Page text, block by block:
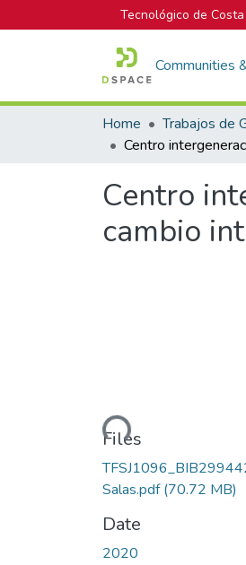
Tecnológico de Costa
Communities
Home Trabajos de
Centro
cambio
Loading...
Files
Salas.pdf(70.72 MB)
Date
2020